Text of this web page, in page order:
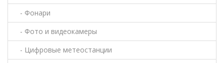
- Фонари
- Фото и видеокамеры
- Цифровые метеостанции